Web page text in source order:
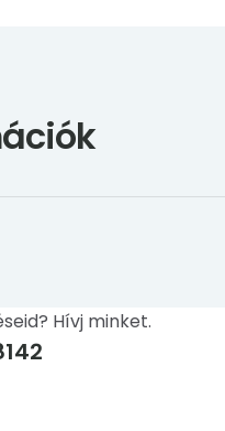
Hívj minket.